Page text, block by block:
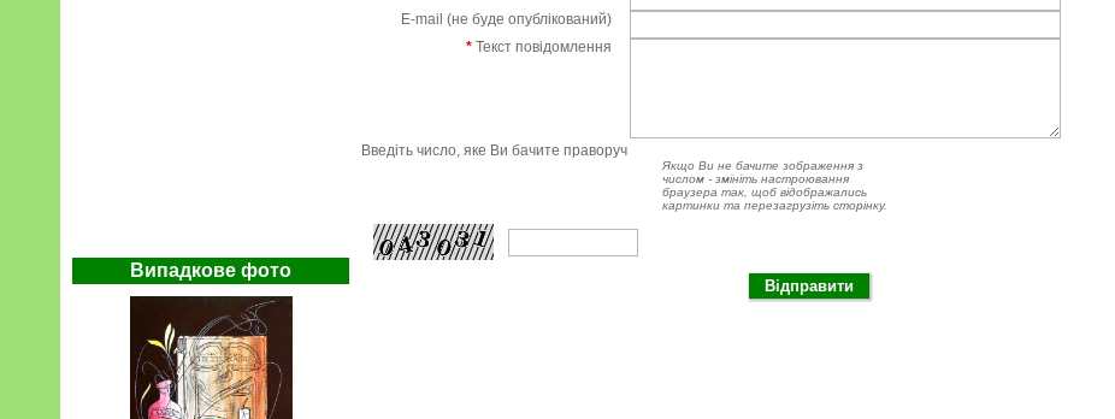
Випадкове фото
E-mail (не буде опублікований)
* Текст повідомлення
Введіть число, яке Ви бачите праворуч
Якщо Ви не бачите зображення з
числом - змініть настроювання
браузера так, щоб відображались
картинки та перезагрузіть сторінку.